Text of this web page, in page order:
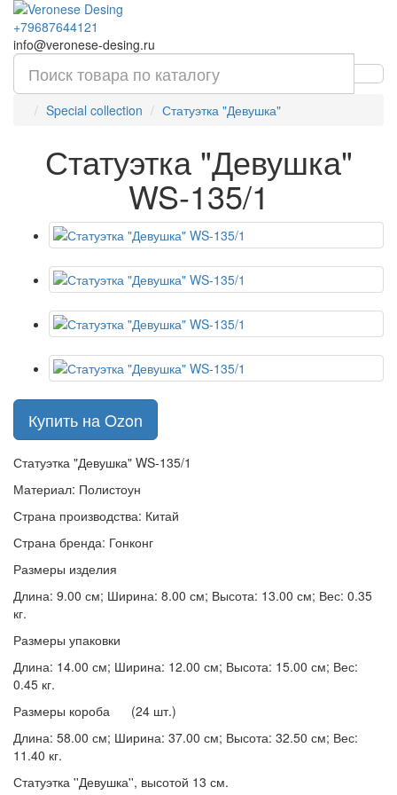
+79687644121
info@veronese-desing.ru
Special collection Статуэтка "Девушка"
Статуэтка "Девушка"
WS-135/1
Купить на Ozon
Статуэтка "Девушка" WS-135/1
Материал: Полистоун
Страна производства: Китай
Страна бренда: Гонконг
Размеры изделия
Длина: 9.00 см; Ширина: 8.00 см; Высота: 13.00 см; Вес: 0.35
кг.
Размеры упаковки
Длина: 14.00 см; Ширина: 12.00 см; Высота: 15.00 см; Вес:
0.45 кг.
Размеры короба (24 шт.)
Длина: 58.00 см; Ширина: 37.00 см; Высота: 32.50 см; Вес:
11.40 кг.
Статуэтка ''Девушка'', высотой 13 см.